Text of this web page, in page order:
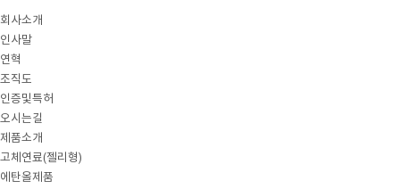
회사소개
인사말
연혁
조직도
인증및특허
오시는길
제품소개
고체연료(젤리형)
에탄올제품